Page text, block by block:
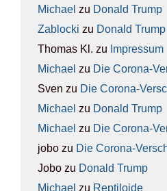
Michael zu Donald Trump
Zablocki zu Donald Trump
Thomas Kl. zu Impres­sum
Michael zu Die Coro­na-
Sven zu Die Coro­na-
Michael zu Donald Trump
Michael zu Die Coro­na-
jobo zu Die Coro­na-
Jobo zu Donald Trump
Michael zu Rep­ti­lo­ide